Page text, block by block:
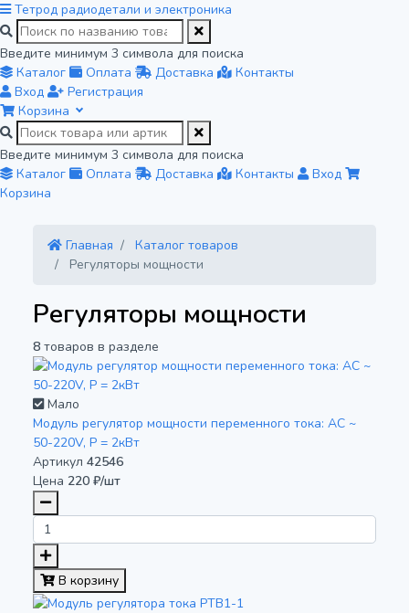
Тетрод радиодетали и электроника
Введите минимум 3 символа для поиска
Каталог
Оплата Доставка
Контакты
Вход
Регистрация
Корзина
Введите минимум 3 символа для поиска
Каталог
Оплата Доставка Контакты
Вход
Корзина
Главная
Каталог товаров
Регуляторы мощности
Регуляторы мощности
8 товаров в разделе
Мало
Модуль регулятор мощности переменного тока: AC ~
50-220V, P = 2кВт
Артикул 42546
Цена 220 ₽/шт
В корзину